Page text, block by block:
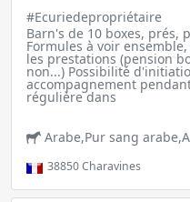
#Ecuriedepropriétaire
Barn's de 10 boxes, prés,
Formules à voir
les prestations (pension
non...) Possibilité
accompagnement
régulière dans
Arabe,Pur sang
38850Charavines